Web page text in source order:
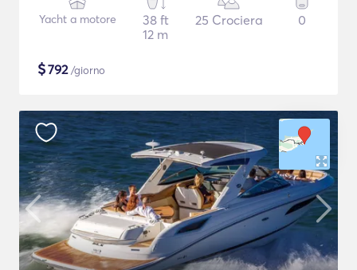
Yacht a motore
38 ft
12 m
25 Crociera 0
$792/giorno